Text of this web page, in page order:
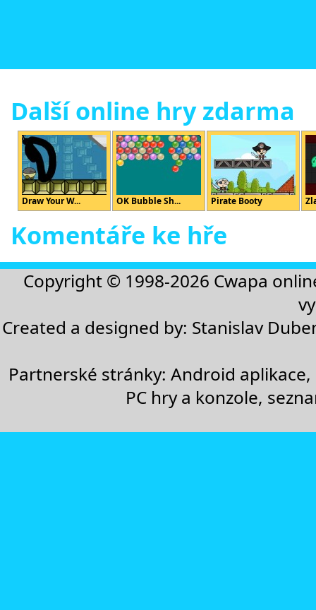
Další online hry zdarma
Draw Your W... OK Bubble Sh... Pirate Booty
Komentáře ke hře
Copyright © 1998-2026 Cwapa
Created a designed by: Stanislav
Partnerské stránky:Android aplikace,
PC hry a konzole,